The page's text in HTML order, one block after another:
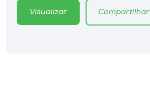
Editora
Visualizar Compartilhar